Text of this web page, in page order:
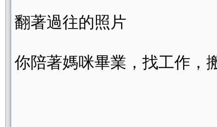
翻著過往的照片
你陪著媽咪畢業，找工作，